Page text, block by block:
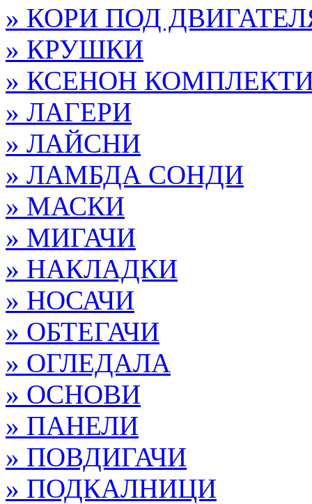
» КОРИ ПОД
» КРУШКИ
» КСЕНОН
» ЛАГЕРИ
» ЛАЙСНИ
» ЛАМБДА СОНДИ
» МАСКИ
» МИГАЧИ
» НАКЛАДКИ
» НОСАЧИ
» ОБТЕГАЧИ
» ОГЛЕДАЛА
» ОСНОВИ
» ПАНЕЛИ
» ПОВДИГАЧИ
» ПОДКАЛНИЦИ